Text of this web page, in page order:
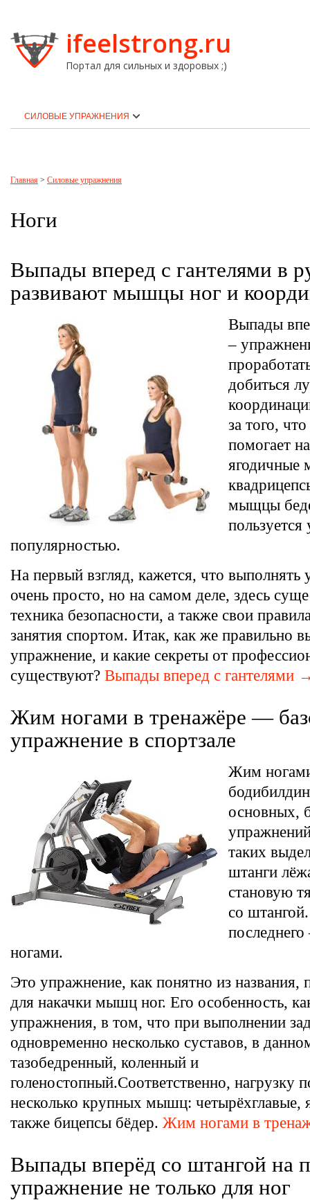
ifeelstrong.ru
Портал для сильных и здоровых ;)
СИЛОВЫЕ УПРАЖНЕНИЯ
Главная > Силовые упражнения
Ноги
Выпады вперед с гантелями в
развивают мышцы ног и
Выпады
–
добиться
за того,
помогает
мыщцы
пользуется
популярностью.
На первый взгляд, кажется, что выполнять
очень просто, но на самом деле, здесь
техника безопасности, а также свои
занятия спортом. Итак, как же правильно
упражнение, и какие секреты от
существуют? Выпады вперед с гантелями
Жим ногами в тренажёре —
упражнение в спортзале
Жим
основных,
таких
штанги
становую
со
ногами.
Это упражнение, как понятно из названия,
для накачки мышц ног. Его особенность,
упражнения, в том, что при выполнении
одновременно несколько суставов, в
тазобедренный, коленный и
голеностопный.Соответственно, нагрузку
несколько крупных мышц: четырёхглавые,
также бицепсы бёдер. Жим ногами в
Выпады вперёд со штангой на
упражнение не только для ног